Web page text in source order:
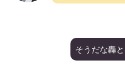
そうだな轟